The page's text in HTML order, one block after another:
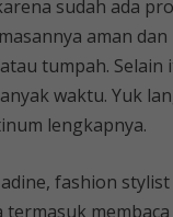
sudah ada
aman
tumpah. Selain
waktu. Yuk
lengkapnya.
fashion
termasuk